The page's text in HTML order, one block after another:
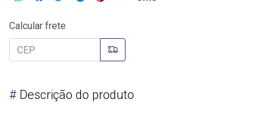
Calcular frete
# Descrição do produto